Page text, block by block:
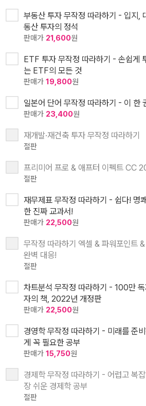
부동산 투자 무작정 따라하기 - 입지,
동산 투자의 정석
판매가 21,600원
ETF 투자 무작정 따라하기 - 손쉽게
는 ETF의 모든 것
판매가 19,800원
일본어 단어 무작정 따라하기 - 이 한
판매가 23,400원
재개발·재건축 투자 무작정 따라하기
절판
프리미어 프로 & 애프터 이펙트 CC
절판
재무제표 무작정 따라하기 - 쉽다! 명
한 진짜 교과서!
판매가 22,500원
무작정 따라하기 엑셀 & 파워포인트
완벽 대응!
절판
차트분석 무작정 따라하기 - 100만
자의 책, 2022년 개정판
판매가 22,500원
경영학 무작정 따라하기 - 미래를 준
게 꼭 필요한 공부
판매가 15,750원
경제학 무작정 따라하기 - 어렵고 복
장 쉬운 경제학 공부
절판